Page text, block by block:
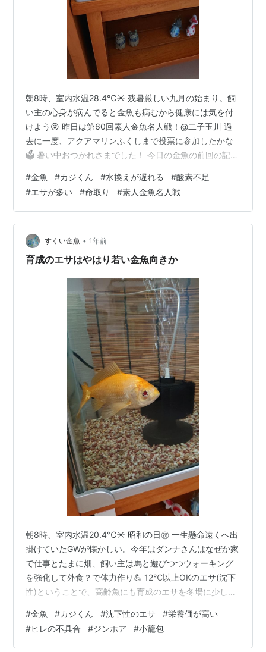
朝8時、室内水温28.4℃☀️ 残暑厳しい九月の始まり。飼
い主の心身が病んでると金魚も病むから健康には気を付
けよう😵 昨日は第60回素人金魚名人戦！@二子玉川 過
去に一度、アクアマリンふくしまで投票に参加したかな
🗳️ 暑い中おつかれさまでした！ 今日の金魚の前回の記事
日目の夕方、急きょカジくんの水換えを行いました💪 プ
レコのエサを食べてる上に真夏なのでフィルターの泡に
粘りも出ていて、実は午前中に水換えしようと思ってた
のですが、涼しくなったし雨模様だったので水の具合も
よく見えず… 明日でいっか、と出掛けました💨…
#金魚 #カジくん #水換えが遅れる #酸素不足
#エサが多い #命取り #素人金魚名人戦
すくい金魚 • 1年前
育成のエサはやはり若い金魚向きか
朝8時、室内水温20.4℃☀️ 昭和の日㊗️ 一生懸命遠くへ出
掛けていたGWが懐かしい。今年はダンナさんはなぜか家
で仕事とたまに畑、飼い主は馬と遊びつつウォーキング
を強化して外食？で体力作り💪 12℃以上OKのエサ(沈下
性)ということで、高齢魚にも育成のエサを冬場に少しず
立って白くなってたことがありました…。 量を減らした
けど気になったので、春先には浮上性のいつものエサだ
けに変えました。 ちなみに、やっとこさ春気温になって
#金魚 #カジくん #沈下性のエサ #栄養価が高い
#ヒレの不具合 #ジンホア #小籠包